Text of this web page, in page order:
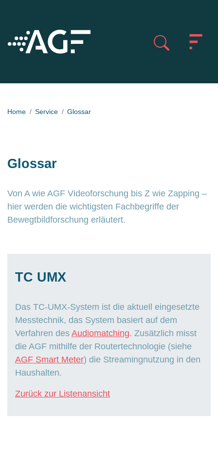
Home Service Glossar
Glossar
Von A wie AGF Videoforschung bis Z wie Zapping –
hier werden die wichtigsten Fachbegriffe der
Bewegtbildforschung erläutert.
TC UMX
Das TC-UMX-System ist die aktuell eingesetzte
Messtechnik, das System basiert auf dem
Verfahren des Audiomatching. Zusätzlich misst
die AGF mithilfe der Routertechnologie (siehe
AGF Smart Meter) die Streamingnutzung in den
Haushalten.
Zurück zur Listenansicht